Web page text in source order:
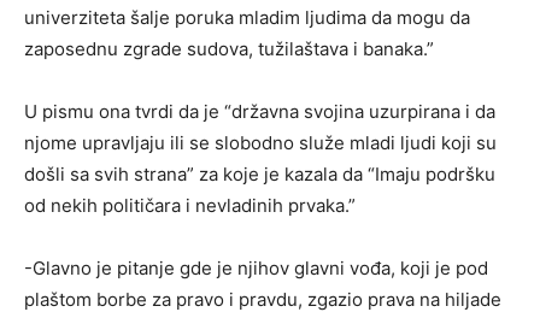
univerziteta šalje poruka mladim ljudima da mogu da
zaposednu zgrade sudova, tužilaštava i banaka.”
U pismu ona tvrdi da je “državna svojina uzurpirana i da
njome upravljaju ili se slobodno služe mladi ljudi koji su
došli sa svih strana” za koje je kazala da “Imaju podršku
od nekih političara i nevladinih prvaka.”
-Glavno je pitanje gde je njihov glavni vođa, koji je pod
plaštom borbe za pravo i pravdu, zgazio prava na hiljade